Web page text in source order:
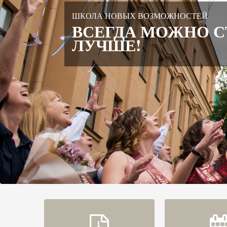
ШКОЛА НОВЫХ ВОЗМОЖНОСТЕЙ
ВСЕГДА МОЖНО
ЛУЧШЕ!